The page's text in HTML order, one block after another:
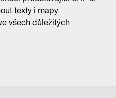
texty i mapy
všech důležitých